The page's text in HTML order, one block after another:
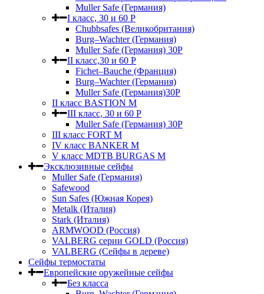
Muller Safe (Германия)
I класс, 30 и 60 P
Chubbsafes (Великобритания)
Burg–Wachter (Германия)
Muller Safe (Германия) 30Р
II класс,30 и 60 P
Fichet–Bauche (Франция)
Burg–Wachter (Германия)
Muller Safe (Германия)30P
II класс BASTION M
III класс, 30 и 60 P
Muller Safe (Германия) 30Р
III класс FORT M
IV класс BANKER M
V класс МDTB BURGAS M
Эксклюзивные сейфы
Muller Safe (Германия)
Safewood
Sun Safes (Южная Корея)
Metalk (Италия)
Stark (Италия)
ARMWOOD (Россия)
VALBERG серии GOLD (Россия)
VALBERG (Сейфы в дереве)
Сейфы термостаты
Европейские оружейные сейфы
Без класса